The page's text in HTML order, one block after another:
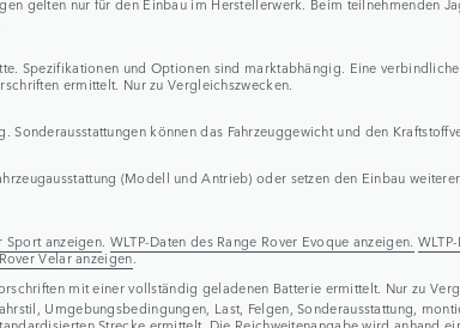
gelten nur für den Einbau im Herstellerwerk. Beim teilnehmenden
Spezifikationen und Optionen sind marktabhängig. Eine
ermittelt. Nur zu Vergleichszwecken.
Sonderausstattungen können das Fahrzeuggewicht und den
(Modell und Antrieb) oder setzen den Einbau
Sport anzeigen. WLTP-Daten des Range Rover Evoque anzeigen.
Velar anzeigen.
mit einer vollständig geladenen Batterie ermittelt. Nur zu
Umgebungsbedingungen, Last, Felgen, Sonderausstattung,